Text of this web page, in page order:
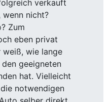
verkauft
nicht?
Zum
eben privat
weiß, wie lange
geeigneten
hat. Vielleicht
notwendigen